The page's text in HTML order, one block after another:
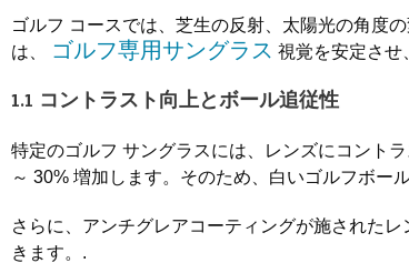
ゴルフ コースでは、芝生の反射、太陽光の角度
は、
ゴルフ専用サングラス 視覚を安定させ
1.1 コントラスト向上とボール追従性
特定のゴルフ サングラスには、レンズにコント
～ 30% 増加します。そのため、白いゴルフボー
さらに、アンチグレアコーティングが施された
きます。.